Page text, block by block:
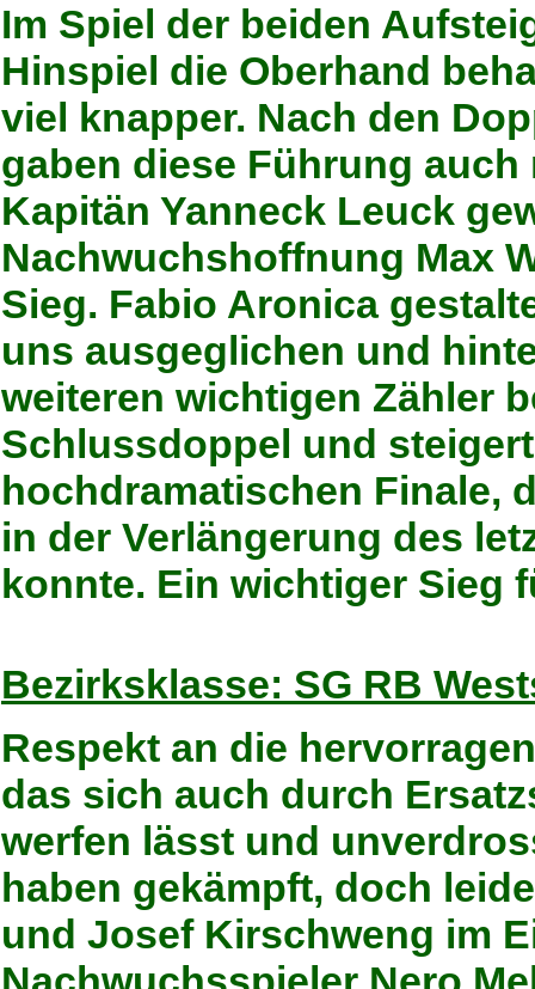
Im Spiel der beiden
Hinspiel die Oberhand
viel knapper. Nach den
gaben diese Führung
Kapitän Yanneck Leuck
Nachwuchshoffnung Max
Sieg. Fabio Aronica
uns ausgeglichen und
weiteren wichtigen Zähler
Schlussdoppel und
hochdramatischen Finale,
in der Verlängerung des
konnte. Ein wichtiger Sieg
Bezirksklasse: SG RB
Respekt an die
das sich auch durch
werfen lässt und
haben gekämpft, doch
und Josef Kirschweng im